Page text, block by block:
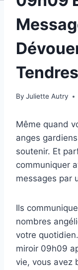
By Juliette Autry
Même quand
anges
soutenir. Et
communiquer
messages par
Ils
nombres
votre
miroir 09h09
vie, vous avez